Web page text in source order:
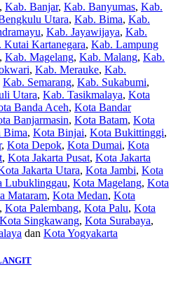
, Kab. Banjar, Kab. Banyumas, Kab.
Utara, Kab. Bima, Kab.
, Kab. Jayawijaya, Kab.
Kutai Kartanegara, Kab. Lampung
, Kab. Magelang, Kab. Malang, Kab.
, Kab. Merauke, Kab.
Kab. Semarang, Kab. Sukabumi,
Utara, Kab. Tasikmalaya, Kota
Banda Aceh, Kota Bandar
Banjarmasin, Kota Batam, Kota
Bima, Kota Binjai, Kota Bukittinggi,
, Kota Depok, Kota Dumai, Kota
, Kota Jakarta Pusat, Kota Jakarta
Jakarta Utara, Kota Jambi, Kota
Lubuklinggau, Kota Magelang, Kota
Mataram, Kota Medan, Kota
, Kota Palembang, Kota Palu, Kota
Kota Singkawang, Kota Surabaya,
dan Kota Yogyakarta